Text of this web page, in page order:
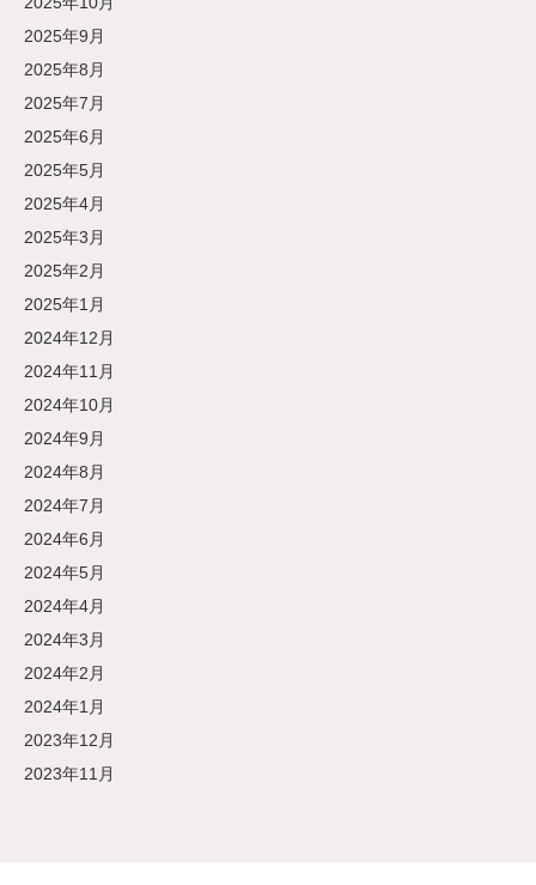
2025年9月
2025年8月
2025年7月
2025年6月
2025年5月
2025年4月
2025年3月
2025年2月
2025年1月
2024年12月
2024年11月
2024年10月
2024年9月
2024年8月
2024年7月
2024年6月
2024年5月
2024年4月
2024年3月
2024年2月
2024年1月
2023年12月
2023年11月